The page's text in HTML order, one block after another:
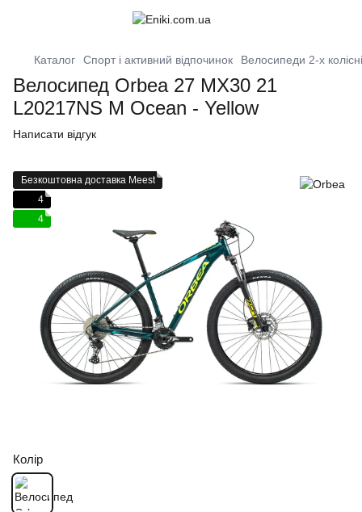
Каталог Спорт і активний відпочинок Велосипеди 2-х колісні
Велосипед Orbea 27 MX30 21
L20217NS M Ocean - Yellow
Написати відгук
Безкоштовна доставка Meest
4
4
Колір